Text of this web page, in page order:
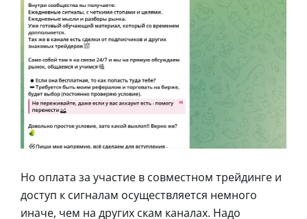
Но оплата за участие в совместном трейдинге и
доступ к сигналам осуществляется немного
иначе, чем на других скам каналах. Надо